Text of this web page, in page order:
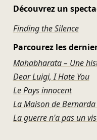
Découvrez un
Finding the Silence
Parcourez les
Mahabharata – Une
Dear Luigi, I Hate You
Le Pays innocent
La Maison de
La guerre n'a pas un